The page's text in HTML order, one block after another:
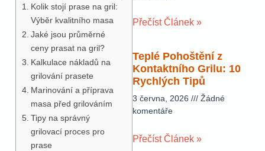
Kolik stojí prase na gril:
Výběr kvalitního masa
Jaké jsou průměrné
ceny prasat na gril?
Kalkulace nákladů na
grilování prasete
Marinování a příprava
masa před grilováním
Tipy na správný
grilovací proces pro
prase
Přečíst Článek »
Teplé Pohoštění z
Kontaktního Grilu: 10
Rychlých Tipů
3 června, 2026
Žádné
komentáře
Přečíst Článek »